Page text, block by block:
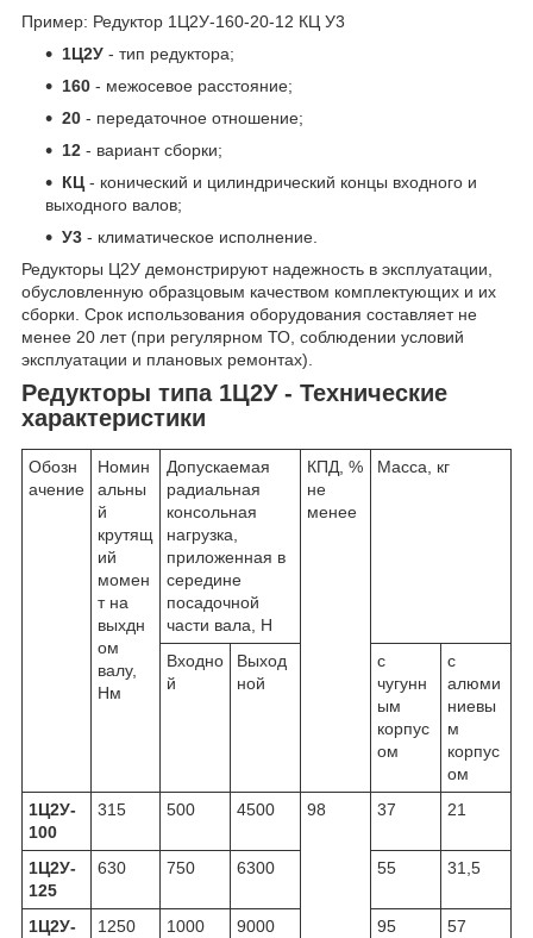
Пример: Редуктор 1Ц2У-160-20-12 КЦ У3
1Ц2У - тип редуктора;
160 - межосевое расстояние;
20 - передаточное отношение;
12 - вариант сборки;
КЦ - конический и цилиндрический концы входного и
выходного валов;
У3 - климатическое исполнение.
Редукторы Ц2У демонстрируют надежность в эксплуатации,
обусловленную образцовым качеством комплектующих и их
сборки. Срок использования оборудования составляет не
менее 20 лет (при регулярном ТО, соблюдении условий
эксплуатации и плановых ремонтах).
Редукторы типа 1Ц2У - Технические
характеристики
Обозн
ачение
Номин
альны
й
крутящ
ий
момен
т на
выхдн
ом
валу,
Нм
Допускаемая
радиальная
консольная
нагрузка,
приложенная в
середине
посадочной
части вала, Н
КПД, %
не
менее
Масса, кг
Входно
й
Выход
ной
с
чугунн
ым
корпус
ом
с
алюми
ниевы
м
корпус
ом
1Ц2У-
100
315 500 4500 98 37 21
1Ц2У-
125
630 750 6300 55 31,5
1Ц2У- 1250 1000 9000 95 57